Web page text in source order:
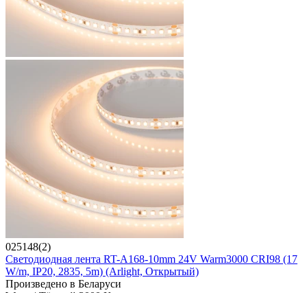
025148(2)
Светодиодная лента RT-A168-10mm 24V Warm3000 CRI98 (17
W/m, IP20, 2835, 5m) (Arlight, Открытый)
Произведено в Беларуси